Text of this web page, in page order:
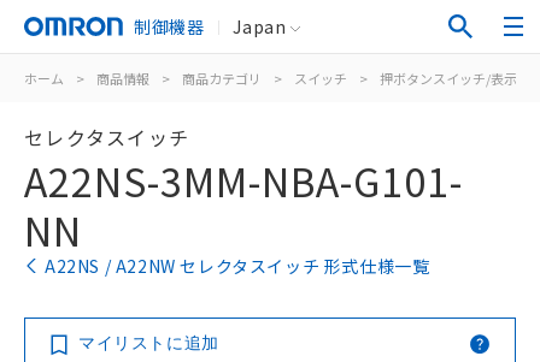
制御機器 Japan
ホーム > 商品情報 > 商品カテゴリ > スイッチ > 押ボタンスイッチ/表示灯
セレクタスイッチ
A22NS-3MM-NBA-G101-
NN
A22NS / A22NW セレクタスイッチ 形式仕様一覧
マイリストに追加